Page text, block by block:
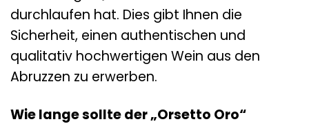
durchlaufen hat. Dies gibt Ihnen die
Sicherheit, einen authentischen und
qualitativ hochwertigen Wein aus den
Abruzzen zu erwerben.
Wie lange sollte der „Orsetto Oro“